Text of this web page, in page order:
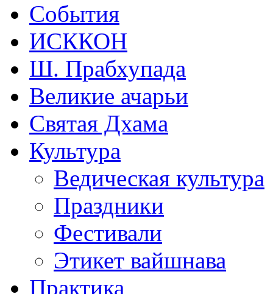
События
ИСККОН
Ш. Прабхупада
Великие ачарьи
Святая Дхама
Культура
Ведическая культура
Праздники
Фестивали
Этикет вайшнава
Практика